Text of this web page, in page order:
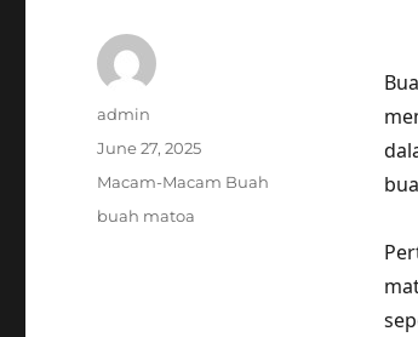
Author
admin
Posted
June 27, 2025
Categories
Macam-Macam Buah
Tags
buah matoa